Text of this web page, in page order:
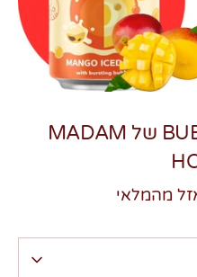
משקאות BUBBLE TEA של MADAM
מהמלאי